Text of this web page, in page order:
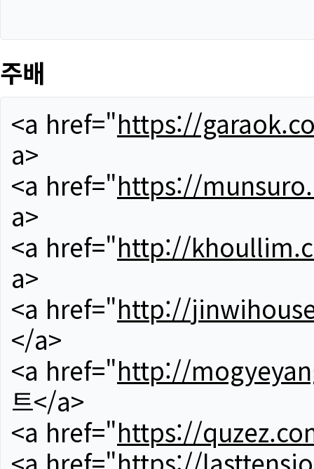
주배
<a href="https://
a>
<a href="https://
a>
<a href="http://
a>
<a href="http://
</a>
<a href="http://
트</a>
<a href="https://